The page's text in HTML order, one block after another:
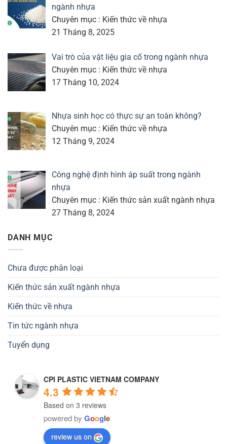
ngành nhựa
Chuyên mục : Kiến thức về nhựa
21 Tháng 8, 2025
Vai trò của vật liệu gia cố trong ngành nhựa
Chuyên mục : Kiến thức về nhựa
17 Tháng 10, 2024
Nhựa sinh học có thực sự an toàn không?
Chuyên mục : Kiến thức về nhựa
12 Tháng 9, 2024
Công nghệ định hình áp suất trong ngành
nhựa
Chuyên mục : Kiến thức sản xuất ngành nhựa
27 Tháng 8, 2024
DANH MỤC
Chưa được phân loại
Kiến thức sản xuất ngành nhựa
Kiến thức về nhựa
Tin tức ngành nhựa
Tuyển dụng
CPI PLASTIC VIETNAM COMPANY
4.3
Based on 3 reviews
powered by Google
review us on